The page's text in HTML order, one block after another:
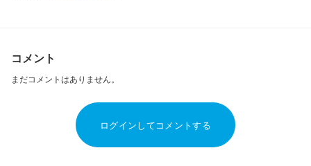
コメント
まだコメントはありません。
ログインしてコメントする